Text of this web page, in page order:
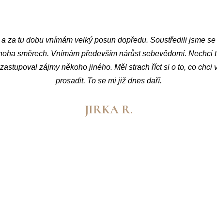
se z nás staly dobré kamarádky. Svým temperamentem a
i když se jí zrovna ukazuje z té horší stránky a přitom
radou nebo povzbuzením, ale i podat pomocnou ruku. Je to
směrem, který si sami vytyčí ke splnění svých cílů.
PAVLA K.